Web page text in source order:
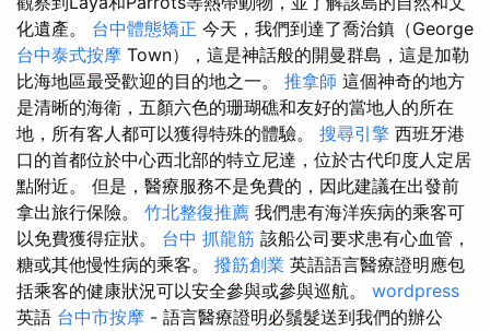
化遺產。 台中體態矯正 今天，我們到達了喬治鎮（George
台中泰式按摩 Town），這是神話般的開曼群島，這是加勒
比海地區最受歡迎的目的地之一。 推拿師 這個神奇的地方
是清晰的海衛，五顏六色的珊瑚礁和友好的當地人的所在
地，所有客人都可以獲得特殊的體驗。 搜尋引擎 西班牙港
口的首都位於中心西北部的特立尼達，位於古代印度人定居
點附近。 但是，醫療服務不是免費的，因此建議在出發前
拿出旅行保險。 竹北整復推薦 我們患有海洋疾病的乘客可
以免費獲得症狀。 台中 抓龍筋 該船公司要求患有心血管，
糖或其他慢性病的乘客。 撥筋創業 英語語言醫療證明應包
括乘客的健康狀況可以安全參與或參與巡航。 wordpress
英語 台中市按摩 - 語言醫療證明必鬚髮送到我們的辦公